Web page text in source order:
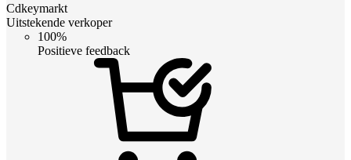
Cdkeymarkt
Uitstekende verkoper
100%
Positieve feedback